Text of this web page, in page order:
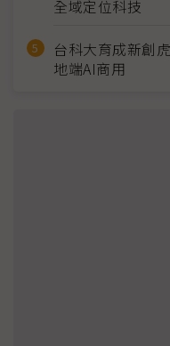
全域定位科技
台科大育成新創
地端AI商用